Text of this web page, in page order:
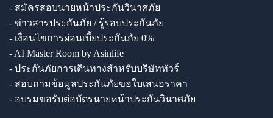
- สมัครสอบนายหน้าประกันวินาศภัย
- ข่าวสารประกันภัย / รู้รอบประกันภัย
- เงื่อนไขการผ่อนเบี้ยประกันภัย 0%
- AI Master Room by Asinlife
- ประกันภัยการเดินทางสำหรับบริษัททัวร์
- สอบถามข้อมูลประกันภัยขอใบเสนอราคา
- อบรมขอรับต่อบัตรนายหน้าประกันวินาศภัย